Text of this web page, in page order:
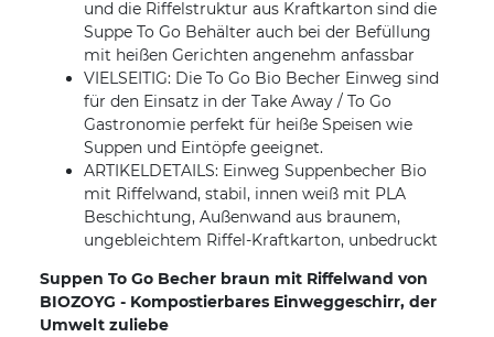
und die Riffelstruktur aus Kraftkarton sind die
Suppe To Go Behälter auch bei der Befüllung
mit heißen Gerichten angenehm anfassbar
VIELSEITIG: Die To Go Bio Becher Einweg sind
für den Einsatz in der Take Away / To Go
Gastronomie perfekt für heiße Speisen wie
Suppen und Eintöpfe geeignet.
ARTIKELDETAILS: Einweg Suppenbecher Bio
mit Riffelwand, stabil, innen weiß mit PLA
Beschichtung, Außenwand aus braunem,
ungebleichtem Riffel-Kraftkarton, unbedruckt
Suppen To Go Becher braun mit Riffelwand von
BIOZOYG - Kompostierbares Einweggeschirr, der
Umwelt zuliebe